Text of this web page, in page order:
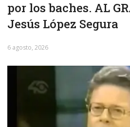
por los baches. AL
Jesús López Segura
6 agosto, 2026